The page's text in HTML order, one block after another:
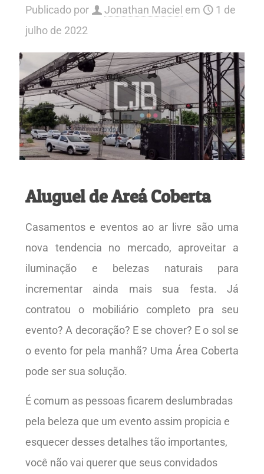
Publicado por Jonathan Maciel em
1 de
julho de 2022
Aluguel de Areá Coberta
Casamentos e eventos ao ar livre são uma
nova tendencia no mercado, aproveitar a
iluminação e belezas naturais para
incrementar ainda mais sua festa. Já
contratou o mobiliário completo pra seu
evento? A decoração? E se chover? E o sol se
o evento for pela manhã? Uma Área Coberta
pode ser sua solução.
É comum as pessoas ficarem deslumbradas
pela beleza que um evento assim propicia e
esquecer desses detalhes tão importantes,
você não vai querer que seus convidados